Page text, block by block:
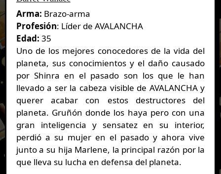
Arma: Brazo-arma
Profesión: Líder de AVALANCHA
Edad: 35
Uno de los mejores conocedores de la vida del
planeta, sus conocimientos y el daño causado
por Shinra en el pasado son los que le han
llevado a ser la cabeza visible de AVALANCHA y
querer acabar con estos destructores del
planeta. Gruñón donde los haya pero con una
gran inteligencia y sensatez en su interior,
perdió a su mujer en el pasado y ahora vive
junto a su hija Marlene, la principal razón por la
que lleva su lucha en defensa del planeta.